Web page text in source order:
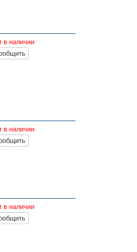
в наличии
в наличии
в наличии